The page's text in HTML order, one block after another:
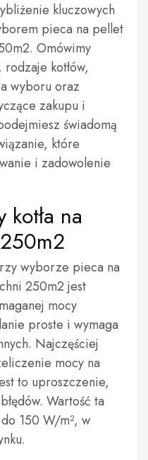
kluczowych
pieca na pellet
Omówimy
kotłów,
wyboru oraz
zakupu i
świadomą
które
i zadowolenie
na
wyborze pieca na
250m2 jest
mocy
proste i wymaga
Najczęściej
mocy na
to uproszczenie,
Wartość ta
150 W/m², w